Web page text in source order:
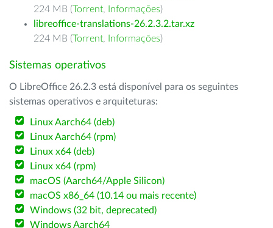
224 MB (Torrent, Informações)
libreoffice-translations-26.2.3.2.tar.xz
224 MB (Torrent, Informações)
Sistemas operativos
O LibreOffice 26.2.3 está disponível para os seguintes
sistemas operativos e arquiteturas:
Linux Aarch64 (deb)
Linux Aarch64 (rpm)
Linux x64 (deb)
Linux x64 (rpm)
macOS (Aarch64/Apple Silicon)
macOS x86_64 (10.14 ou mais recente)
Windows (32 bit, deprecated)
Windows Aarch64